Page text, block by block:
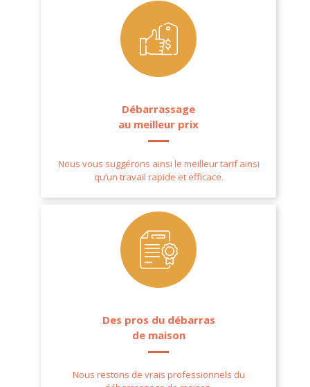
Débarrassage
au meilleur prix
Nous vous suggérons ainsi le meilleur tarif ainsi
qu’un travail rapide et efficace.
Des pros du débarras
de maison
Nous restons de vrais professionnels du